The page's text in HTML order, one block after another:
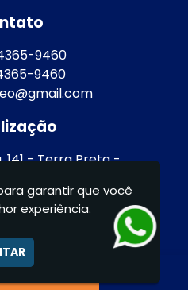
9460
9460
141 - Terra Preta -
Visual Ltda -
garantir que você
experiência.